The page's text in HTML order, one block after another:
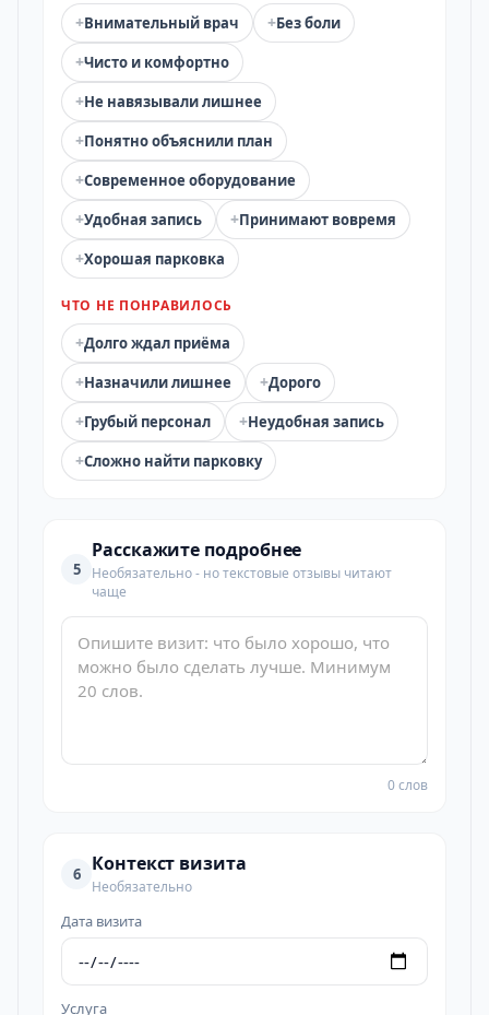
+Внимательный врач +Без боли
+Чисто и комфортно
+Не навязывали лишнее
+Понятно объяснили план
+Современное оборудование
+Удобная запись +Принимают вовремя
+Хорошая парковка
ЧТО НЕ ПОНРАВИЛОСЬ
+Долго ждал приёма
+Назначили лишнее +Дорого
+Грубый персонал +Неудобная запись
+Сложно найти парковку
5
Расскажите подробнее
Необязательно - но текстовые отзывы читают
чаще
0 слов
6 Контекст визита
Необязательно
Дата визита
Услуга